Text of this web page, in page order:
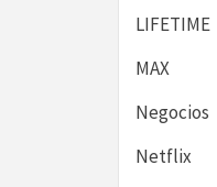
LIFETIME
MAX
Negocios
Netflix